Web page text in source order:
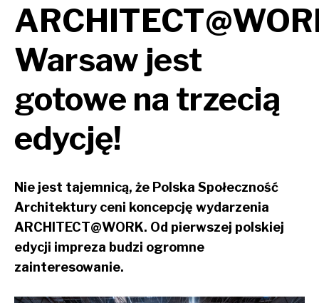
Warsaw jest
gotowe na trzecią
edycję!
Nie jest tajemnicą, że Polska Społeczność
Architektury ceni koncepcję wydarzenia
ARCHITECT@WORK. Od pierwszej polskiej
edycji impreza budzi ogromne
zainteresowanie.